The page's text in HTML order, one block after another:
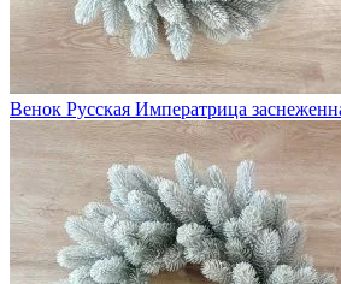
Венок Русская Императрица